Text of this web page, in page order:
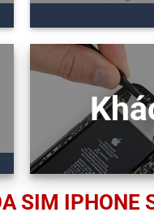
SIM IPHONE